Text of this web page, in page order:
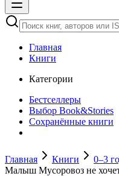
Главная
Книги
Категории
Бестселлеры
Выбор Book&Stories
Сохранённые книги
Главная Книги 0–3
Малыш Мусоровоз не